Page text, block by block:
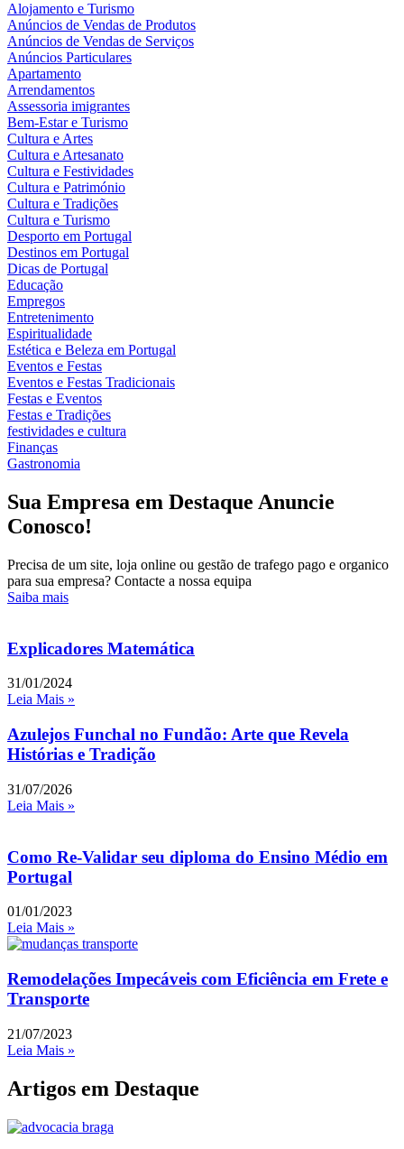
Alojamento e Turismo
Anúncios de Vendas de Produtos
Anúncios de Vendas de Serviços
Anúncios Particulares
Apartamento
Arrendamentos
Assessoria imigrantes
Bem-Estar e Turismo
Cultura e Artes
Cultura e Artesanato
Cultura e Festividades
Cultura e Património
Cultura e Tradições
Cultura e Turismo
Desporto em Portugal
Destinos em Portugal
Dicas de Portugal
Educação
Empregos
Entretenimento
Espiritualidade
Estética e Beleza em Portugal
Eventos e Festas
Eventos e Festas Tradicionais
Festas e Eventos
Festas e Tradições
festividades e cultura
Finanças
Gastronomia
Sua Empresa em Destaque Anuncie
Conosco!
Precisa de um site, loja online ou gestão de trafego pago e organico
para sua empresa? Contacte a nossa equipa
Saiba mais
Explicadores Matemática
31/01/2024
Leia Mais »
Azulejos Funchal no Fundão: Arte que Revela
Histórias e Tradição
31/07/2026
Leia Mais »
Como Re-Validar seu diploma do Ensino Médio em
Portugal
01/01/2023
Leia Mais »
Remodelações Impecáveis com Eficiência em Frete e
Transporte
21/07/2023
Leia Mais »
Artigos em Destaque